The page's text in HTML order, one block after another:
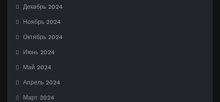
Декабрь 2024
Ноябрь 2024
Октябрь 2024
Июнь 2024
Май 2024
Апрель 2024
Март 2024